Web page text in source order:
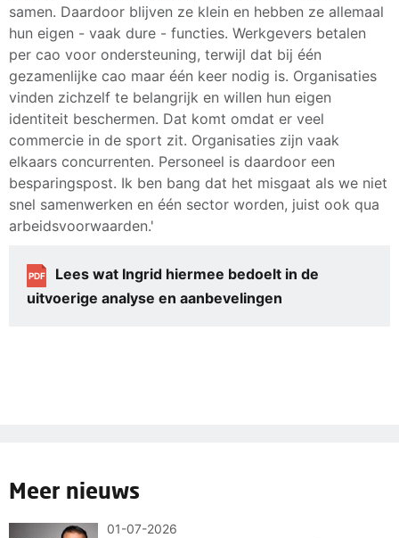
samen. Daardoor blijven ze klein en hebben ze allemaal
hun eigen - vaak dure - functies. Werkgevers betalen
per cao voor ondersteuning, terwijl dat bij één
gezamenlijke cao maar één keer nodig is. Organisaties
vinden zichzelf te belangrijk en willen hun eigen
identiteit beschermen. Dat komt omdat er veel
commercie in de sport zit. Organisaties zijn vaak
elkaars concurrenten. Personeel is daardoor een
besparingspost. Ik ben bang dat het misgaat als we niet
snel samenwerken en één sector worden, juist ook qua
arbeidsvoorwaarden.'
PDF
Lees wat Ingrid hiermee bedoelt in de
uitvoerige analyse en aanbevelingen
Meer nieuws
01-07-2026